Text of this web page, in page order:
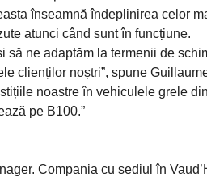
înseamnă îndeplinirea celor
atunci când sunt în funcțiune.
să ne adaptăm la termenii de
clienților noștri”, spune
noastre în vehiculele grele
pe B100.”
Compania cu sediul în